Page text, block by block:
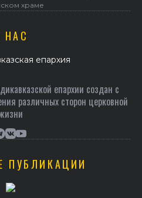
храме
НАС
епархии создан c
различных сторон церковной
ПУБЛИКАЦИИ